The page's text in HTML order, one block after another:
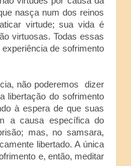
nasça num dos reinos
virtude; sua vida é
virtuosas. Todas essas
de sofrimento
não poderemos dizer
libertação do sofrimento
à espera de que suas
a causa específica do
mas, no samsara,
libertado. A única
e, então, meditar